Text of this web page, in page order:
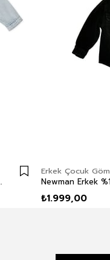
Gömlek Denim
Erkek Çocuk
₺1.999,00